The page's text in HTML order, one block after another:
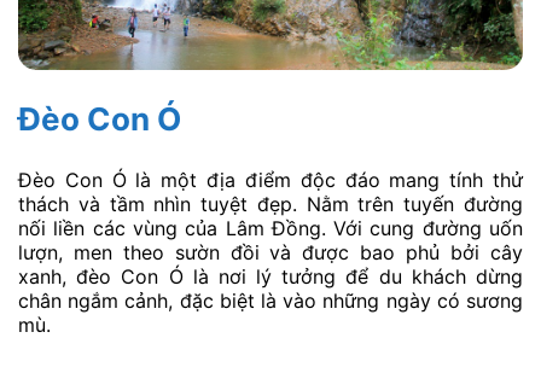
Đèo Con Ó
Đèo Con Ó là một địa điểm độc đáo mang tính thử
thách và tầm nhìn tuyệt đẹp. Nằm trên tuyến đường
nối liền các vùng của Lâm Đồng. Với cung đường uốn
lượn, men theo sườn đồi và được bao phủ bởi cây
xanh, đèo Con Ó là nơi lý tưởng để du khách dừng
chân ngắm cảnh, đặc biệt là vào những ngày có sương
mù.